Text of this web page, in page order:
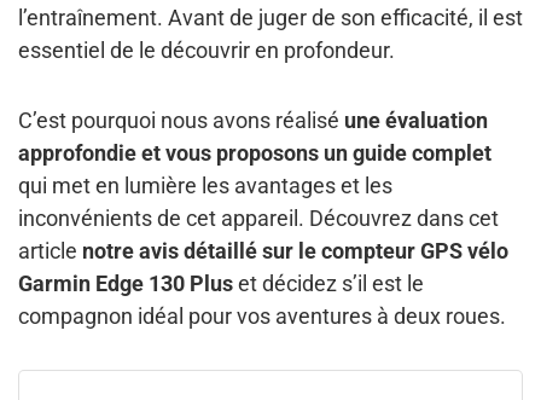
l’entraînement. Avant de juger de son efficacité, il est
essentiel de le découvrir en profondeur.
C’est pourquoi nous avons réalisé une évaluation
approfondie et vous proposons un guide complet
qui met en lumière les avantages et les
inconvénients de cet appareil. Découvrez dans cet
article notre avis détaillé sur le compteur GPS vélo
Garmin Edge 130 Pluset décidez s’il est le
compagnon idéal pour vos aventures à deux roues.